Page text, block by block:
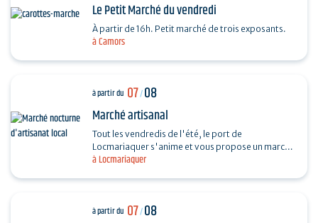
à Camors
Le Petit Marché du vendredi
À partir de 16h. Petit marché de trois exposants.
à Locmariaquer
à partir du 07/08
Marché artisanal
Tout les vendredis de l'été, le port de
Locmariaquer s'anime et vous propose un marché
nocturne d'artisanat local. Les musiciens
à partir du 07/08